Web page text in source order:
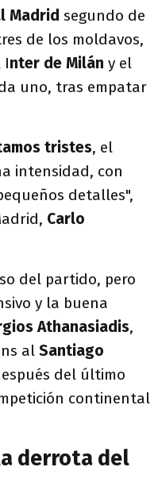
Madrid segundo de
de los moldavos,
Inter de Milán y el
uno, tras empatar
tristes, el
intensidad, con
detalles",
Carlo
del partido, pero
y la buena
Athanasiadis,
al Santiago
del último
continental
derrota del